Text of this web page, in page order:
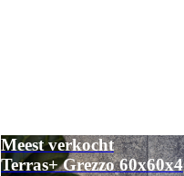
Meest verkocht
Terras+ Grezzo 60x60x4